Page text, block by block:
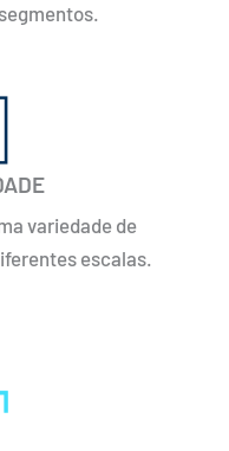
variedade de
escalas.